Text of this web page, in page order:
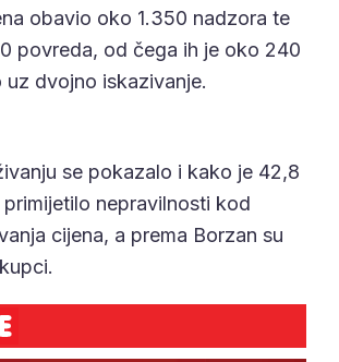
obavio oko 1.350 nadzora te
povreda, od čega ih je oko 240
dvojno iskazivanje.
se pokazalo i kako je 42,8
nepravilnosti kod
cijena, a prema Borzan su